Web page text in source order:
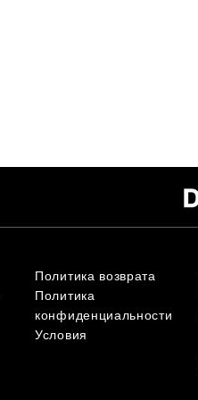
Политика возврата
Политика
конфиденциальности
Условия